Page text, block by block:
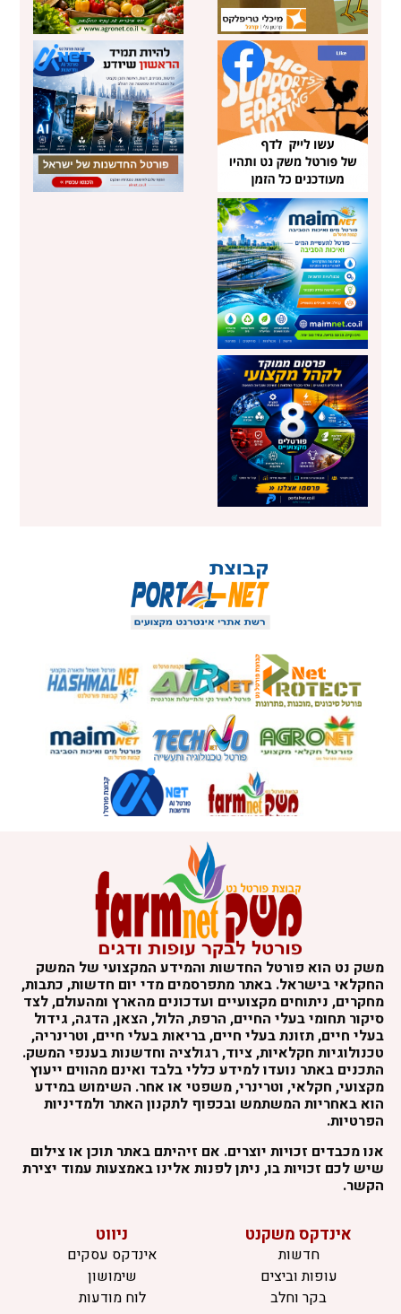
משק נט הוא פורטל החדשות והמידע המקצועי של המשק
החקלאי בישראל. באתר מתפרסמים מדי יום חדשות, כתבות,
מחקרים, ניתוחים מקצועיים ועדכונים מהארץ ומהעולם, לצד
סיקור תחומי בעלי החיים, הרפת, הלול, הצאן, הדגה, גידול
בעלי חיים, תזונת בעלי חיים, בריאות בעלי חיים, וטרינריה,
טכנולוגיות חקלאיות, ציוד, רגולציה וחדשנות בענפי המשק.
התכנים באתר נועדו למידע כללי בלבד ואינם מהווים ייעוץ
מקצועי, חקלאי, וטרינרי, משפטי או אחר. השימוש במידע
הוא באחריות המשתמש ובכפוף לתקנון האתר ולמדיניות
הפרטיות.
אנו מכבדים זכויות יוצרים. אם זיהיתם באתר תוכן או צילום
שיש לכם זכויות בו, ניתן לפנות אלינו באמצעות עמוד יצירת
הקשר.
אינדקס משקנט
חדשות
עופות וביצים
בקר וחלב
ניווט
אינדקס עסקים
שימושון
לוח מודעות